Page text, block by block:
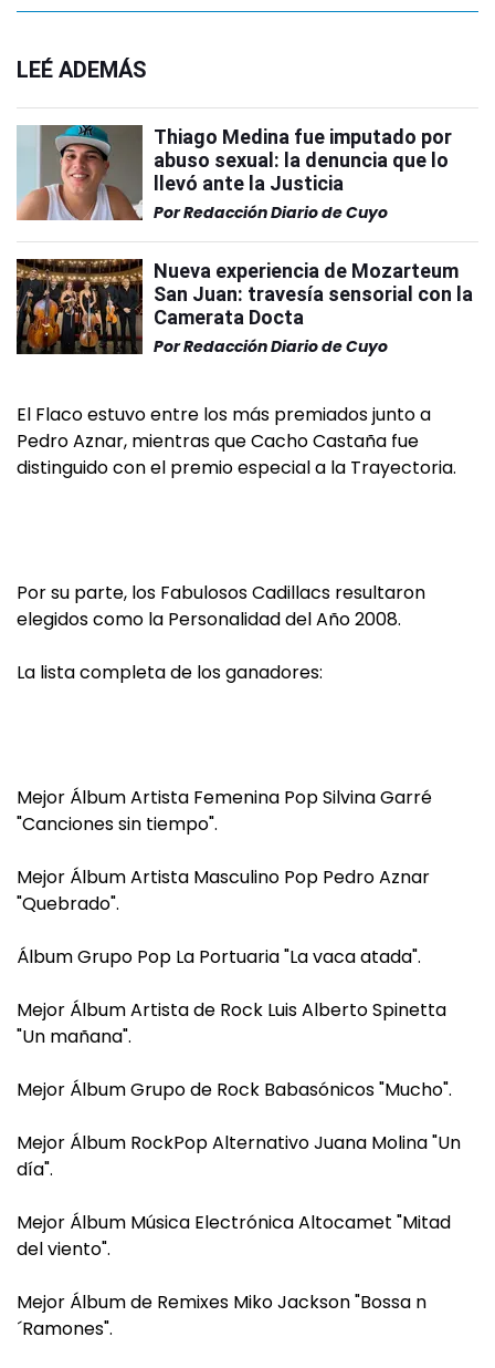
LEÉ ADEMÁS
Thiago Medina fue imputado por
abuso sexual: la denuncia que lo
llevó ante la Justicia
PorRedacción Diario de Cuyo
Nueva experiencia de Mozarteum
San Juan: travesía sensorial con la
Camerata Docta
PorRedacción Diario de Cuyo
El Flaco estuvo entre los más premiados junto a
Pedro Aznar, mientras que Cacho Castaña fue
distinguido con el premio especial a la Trayectoria.
Por su parte, los Fabulosos Cadillacs resultaron
elegidos como la Personalidad del Año 2008.
La lista completa de los ganadores:
Mejor Álbum Artista Femenina Pop Silvina Garré
"Canciones sin tiempo".
Mejor Álbum Artista Masculino Pop Pedro Aznar
"Quebrado".
Álbum Grupo Pop La Portuaria "La vaca atada".
Mejor Álbum Artista de Rock Luis Alberto Spinetta
"Un mañana".
Mejor Álbum Grupo de Rock Babasónicos "Mucho".
Mejor Álbum RockPop Alternativo Juana Molina "Un
día".
Mejor Álbum Música Electrónica Altocamet "Mitad
del viento".
Mejor Álbum de Remixes Miko Jackson "Bossa n
´Ramones".